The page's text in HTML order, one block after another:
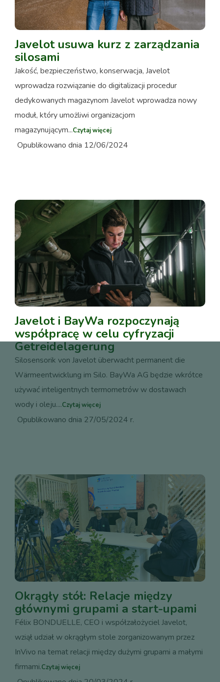
Javelot usuwa kurz z zarządzania
silosami
Jakość, bezpieczeństwo, konserwacja, Javelot
wprowadza rozwiązanie do digitalizacji procedur
dedykowanych magazynom Javelot wprowadza nowy
moduł, który umożliwi organizacjom
magazynującym...Czytaj więcej
Opublikowano dnia 12/06/2024
Javelot i BayWa rozpoczynają
współpracę w celu cyfryzacji
Getreidelagerung
Silosensorik von Javelot überwacht permanent die
Wärmeentwicklung im Silo. BayWa AG będzie wkrótce
używać inteligentnych termometrów w dostawach
wody i oleju....Czytaj więcej
Opublikowano dnia 27/05/2024 r.
Okrągły stół: Relacje między
głównymi grupami a start-upami
Félix BONDUELLE, CEO i współzałożyciel Javelot,
wziął udział w okrągłym stole zorganizowanym przez
InVivo na temat relacji między dużymi grupami a małymi
firmami.Czytaj więcej